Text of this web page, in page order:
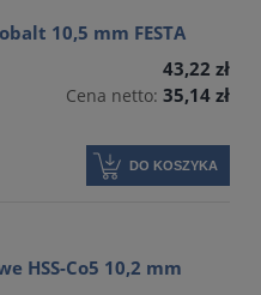
10,5 mm FESTA
43,22 zł
Cena netto: 35,14 zł
DO KOSZYKA
HSS-Co5 10,2 mm